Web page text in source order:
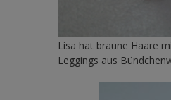
Lisa hat braune Haare
Leggings aus